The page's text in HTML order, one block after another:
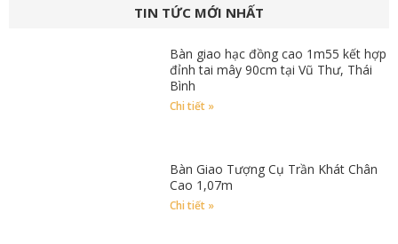
TIN TỨC MỚI NHẤT
Bàn giao hạc đồng cao 1m55 kết hợp
đỉnh tai mây 90cm tại Vũ Thư, Thái
Bình
Chi tiết »
Bàn Giao Tượng Cụ Trần Khát Chân
Cao 1,07m
Chi tiết »